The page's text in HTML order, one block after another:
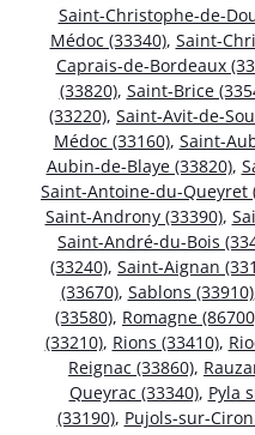
Saint-Christophe-de-
Médoc (33340), Saint-
Caprais-de-Bordeaux
(33820), Saint-Brice
(33220), Saint-Avit-de-
Médoc (33160), Saint-
Aubin-de-Blaye (33820),
Saint-Antoine-du-Queyret
Saint-Androny (33390),
Saint-André-du-Bois
(33240), Saint-Aignan
(33670), Sablons (33910)
(33580), Romagne
(33210), Rions (33410),
Reignac (33860),
Queyrac (33340), Pyla
(33190), Pujols-sur-